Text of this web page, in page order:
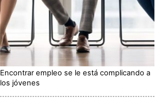
Encontrar empleo se le está complicando a
los jóvenes